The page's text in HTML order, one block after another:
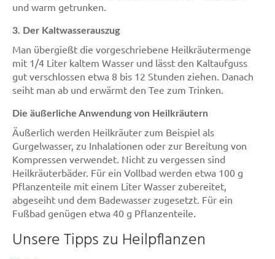
und warm getrunken.
3. Der Kaltwasserauszug
Man übergießt die vorgeschriebene Heilkräutermenge
mit 1/4 Liter kaltem Wasser und lässt den Kaltaufguss
gut verschlossen etwa 8 bis 12 Stunden ziehen. Danach
seiht man ab und erwärmt den Tee zum Trinken.
Die äußerliche Anwendung von Heilkräutern
Äußerlich werden Heilkräuter zum Beispiel als
Gurgelwasser, zu Inhalationen oder zur Bereitung von
Kompressen verwendet. Nicht zu vergessen sind
Heilkräuterbäder. Für ein Vollbad werden etwa 100 g
Pflanzenteile mit einem Liter Wasser zubereitet,
abgeseiht und dem Badewasser zugesetzt. Für ein
Fußbad genügen etwa 40 g Pflanzenteile.
Unsere Tipps zu Heilpflanzen